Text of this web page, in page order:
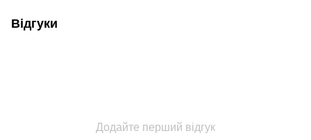
Відгуки
Додайте перший відгук